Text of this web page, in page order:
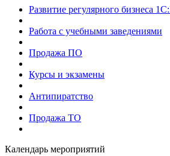
Развитие регулярного бизнеса
Работа с учебными заведениями
Продажа ПО
Курсы и экзамены
Антипиратство
Продажа ТО
Календарь мероприятий